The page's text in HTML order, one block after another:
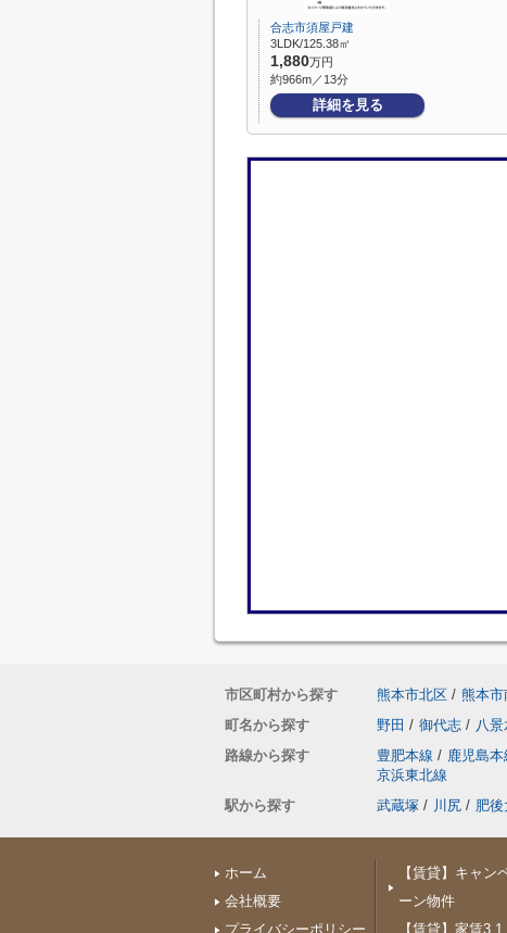
合志市須屋戸建
3LDK/125.38㎡
1,880万円
約966m／13分
詳細を見る
市区町村から探す 熊本市北区 / 熊本市
町名から探す
野田 / 御代志 / 八
路線から探す
豊肥本線 / 鹿児島本
京浜東北線
駅から探す
武蔵塚 / 川尻 / 肥
ホーム
会社概要
プライバシーポリシー
【賃貸】キャン
ーン物件
【賃貸】家賃3.1